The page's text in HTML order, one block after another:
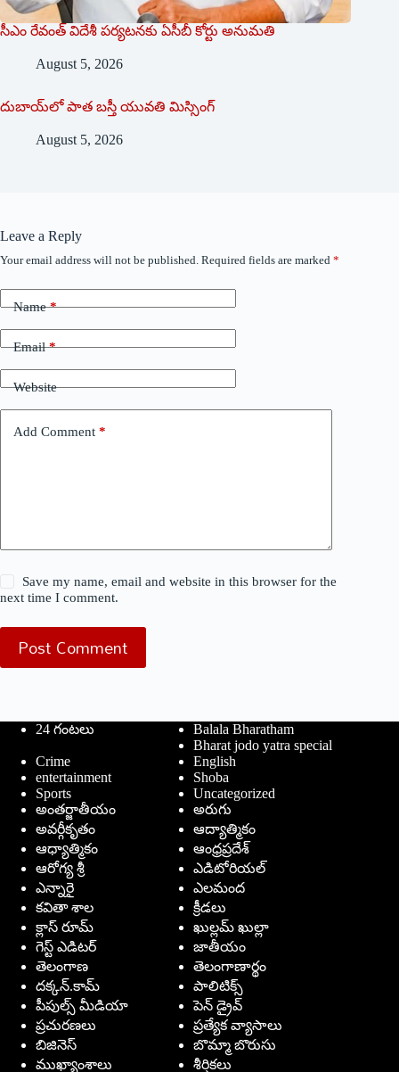
సీఎం రేవంత్ విదేశీ పర్యటనకు ఏసీబీ కోర్టు అనుమతి
August 5, 2026
దుబాయ్‌లో పాత బ‌స్తీ యువతి మిస్సింగ్
August 5, 2026
Leave a Reply
Your email address will not be published. Required fields are marked *
Name*
Email*
Website
Add Comment *
Save my name, email and website in this browser for the
next time I comment.
Post Comment
24 గంటలు
Balala Bharatham
Bharat jodo yatra special
Crime
English
entertainment
Shoba
Sports
Uncategorized
అంతర్జాతీయం
అరుగు
అవర్గీకృతం
ఆద్యాత్మికం
ఆధ్యాత్మికం
ఆంధ్రప్రదేశ్
ఆరోగ్య శ్రీ
ఎడిటోరియల్
ఎన్నారై
ఎలమంద
కవితా శాల
క్రీడలు
క్లాస్ రూమ్
ఖుల్లమ్ ఖుల్లా
గెస్ట్ ఎడిటర్
జాతీయం
తెలంగాణ
తెలంగాణార్థం
దక్కన్.కామ్
పాలిటిక్స్
పీపుల్స్ ‌మీడియా
పెన్ డ్రైవ్
ప్రచురణలు
ప్రత్యేక వ్యాసాలు
బిజినెస్
బొమ్మా బొరుసు
ముఖ్యాంశాలు
శీర్షికలు